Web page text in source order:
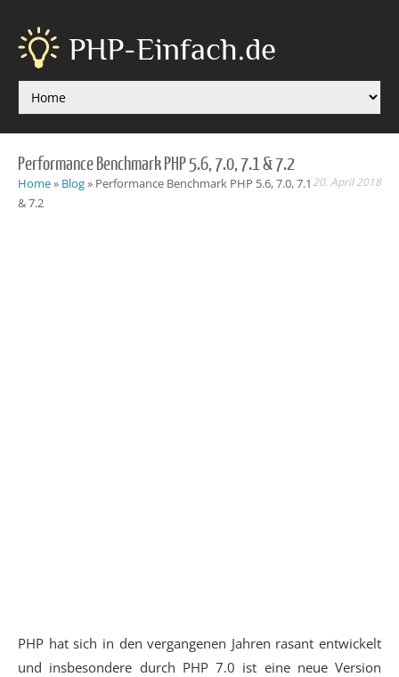
PHP-Einfach.de
Performance Benchmark PHP 5.6, 7.0, 7.1 & 7.2
20. April 2018
Home» Blog» Performance Benchmark PHP 5.6, 7.0, 7.1
& 7.2
PHP hat sich in den vergangenen Jahren rasant entwickelt
und insbesondere durch PHP 7.0 ist eine neue Version